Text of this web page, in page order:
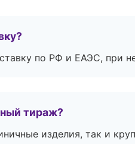
по РФ и ЕАЭС, при
тираж?
изделия, так и